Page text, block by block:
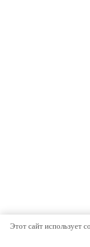
Этот сайт использует